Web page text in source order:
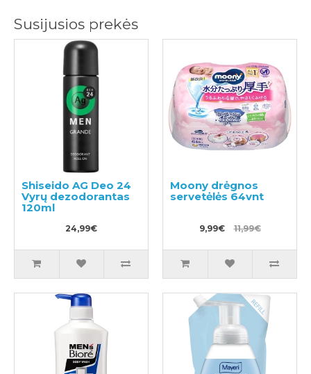
Susijusios prekės
Shiseido AG Deo 24
Vyrų dezodorantas
120ml
24,99€
Moony drėgnos
servetėlės 64vnt
9,99€ 11,99€